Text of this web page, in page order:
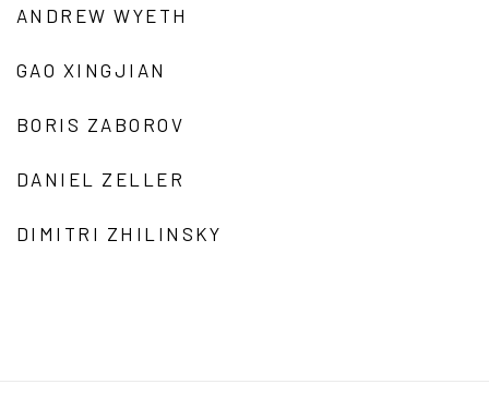
ANDREW WYETH
GAO XINGJIAN
BORIS ZABOROV
DANIEL ZELLER
DIMITRI ZHILINSKY